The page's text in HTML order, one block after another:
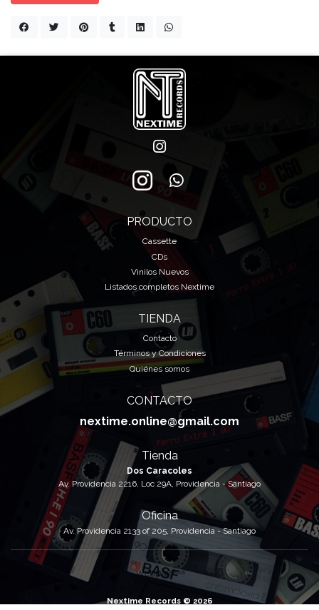
PRODUCTO
Cassette
CDs
Vinilos Nuevos
Listados completos Nextime
TIENDA
Contacto
Términos y Condiciones
Quiénes somos
CONTACTO
nextime.online@gmail.com
Tienda
Dos Caracoles
Av. Providencia 2216, Loc 29A, Providencia - Santiago
Oficina
Av. Providencia 2133 of 205, Providencia - Santiago
Nextime Records © 2026